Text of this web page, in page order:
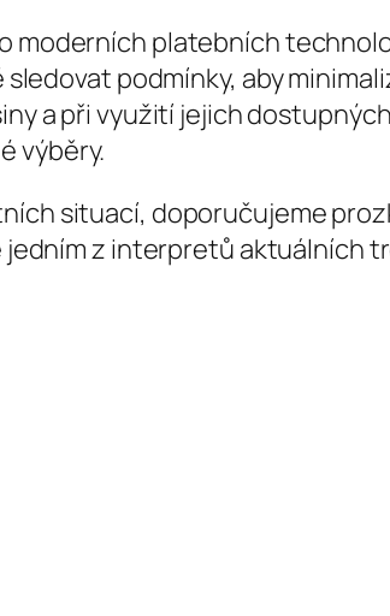
moderních platebních
podmínky, aby
a při využití jejich
výběry.
situací, doporučujeme
z interpretů aktuálních